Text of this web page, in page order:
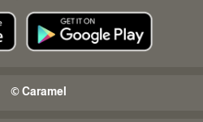
Caramel ©